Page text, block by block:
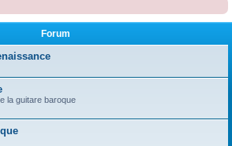
Forum
la guitare baroque